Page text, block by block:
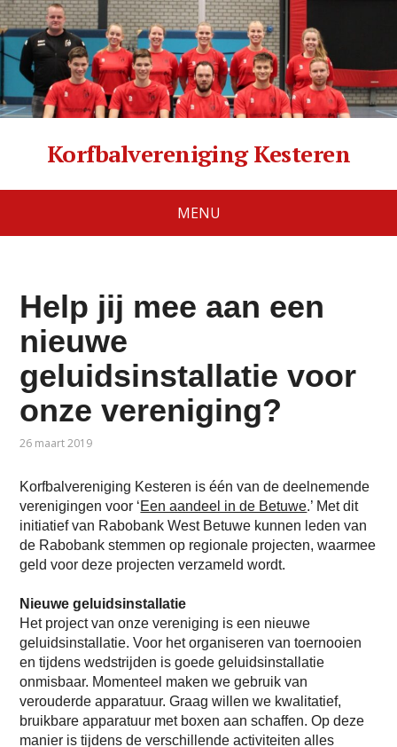
Korfbalvereniging Kesteren
MENU
Help jij mee aan een
nieuwe
geluidsinstallatie voor
onze vereniging?
26 maart 2019
Korfbalvereniging Kesteren is één van de deelnemende
verenigingen voor ‘Een aandeel in de Betuwe.’ Met dit
initiatief van Rabobank West Betuwe kunnen leden van
de Rabobank stemmen op regionale projecten, waarmee
geld voor deze projecten verzameld wordt.
Nieuwe geluidsinstallatie
Het project van onze vereniging is een nieuwe
geluidsinstallatie. Voor het organiseren van toernooien
en tijdens wedstrijden is goede geluidsinstallatie
onmisbaar. Momenteel maken we gebruik van
verouderde apparatuur. Graag willen we kwalitatief,
bruikbare apparatuur met boxen aan schaffen. Op deze
manier is tijdens de verschillende activiteiten alles